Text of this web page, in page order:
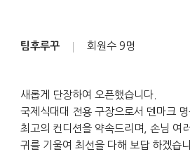
팀후루꾸 회원수 9명
새롭게 단장하여 오픈했습니다.
국제식대대 전용 구장으로서 덴마크
최고의 컨디션을 약속드리며, 손님 여
귀를 기울여 최선을 다해 보답 하겠습